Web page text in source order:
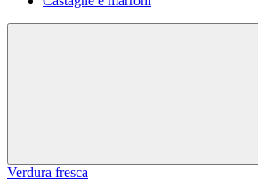
Verdura fresca